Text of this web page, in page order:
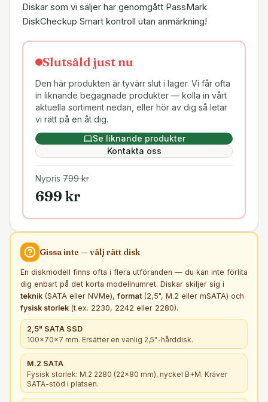
Diskar som vi säljer har genomgått PassMark
DiskCheckup Smart kontroll utan anmärkning!
Slutsåld just nu
Den här produkten är tyvärr slut i lager. Vi får ofta
in liknande begagnade produkter — kolla in vårt
aktuella sortiment nedan, eller hör av dig så letar
vi rätt på en åt dig.
Se liknande produkter
Kontakta oss
Nypris 799kr
699 kr
Gissa inte — välj rätt disk
En diskmodell finns ofta i flera utföranden — du kan inte förlita
dig enbart på det korta modellnumret. Diskar skiljer sig i
teknik (SATA eller NVMe),format (2,5", M.2 eller mSATA) och
fysisk storlek (t.ex. 2230, 2242 eller 2280).
2,5" SATA SSD
100×70×7 mm. Ersätter en vanlig 2,5"-hårddisk.
M.2 SATA
Fysisk storlek: M.2 2280 (22×80 mm), nyckel B+M. Kräver
SATA-stöd i platsen.